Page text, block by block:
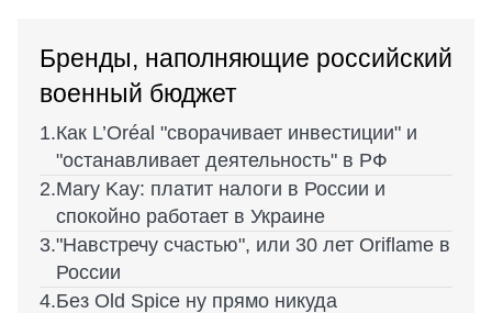
Бренды, наполняющие российский
военный бюджет
Как L’Oréal "сворачивает инвестиции" и
"останавливает деятельность" в РФ
Mary Kay: платит налоги в России и
спокойно работает в Украине
"Навстречу счастью", или 30 лет Oriflame в
России
Без Old Spice ну прямо никуда